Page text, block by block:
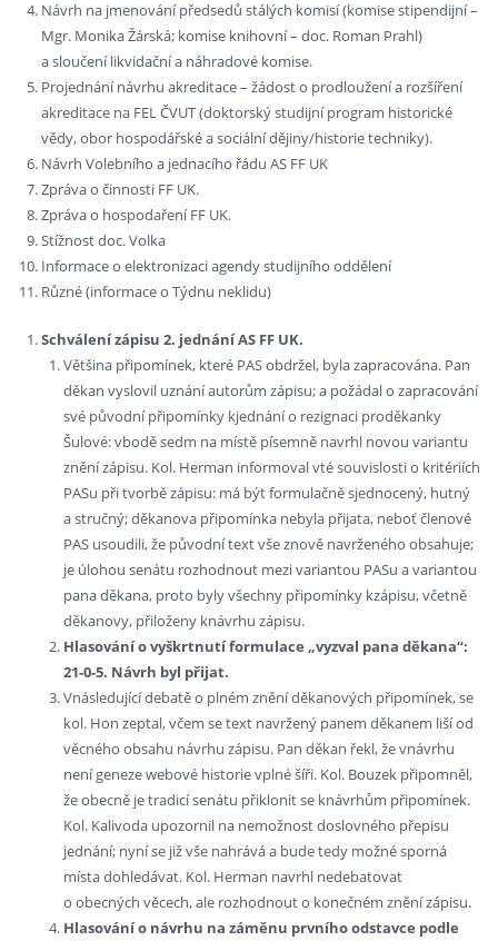
Návrh na jmenování předsedů stálých komisí (komise stipendijní –
Mgr. Monika Žárská; komise knihovní – doc. Roman Prahl)
a sloučení likvidační a náhradové komise.
Projednání návrhu akreditace – žádost o prodloužení a rozšíření
akreditace na FEL ČVUT (doktorský studijní program historické
vědy, obor hospodářské a sociální dějiny/historie techniky).
Návrh Volebního a jednacího řádu AS FF UK
Zpráva o činnosti FF UK.
Zpráva o hospodaření FF UK.
Stížnost doc. Volka
Informace o elektronizaci agendy studijního oddělení
Různé (informace o Týdnu neklidu)
Schválení zápisu 2. jednání AS FF UK.
Většina připomínek, které PAS obdržel, byla zapracována. Pan
děkan vyslovil uznání autorům zápisu; a požádal o zapracování
své původní připomínky kjednání o rezignaci proděkanky
Šulové: vbodě sedm na místě písemně navrhl novou variantu
znění zápisu. Kol. Herman informoval vté souvislosti o kritériích
PASu při tvorbě zápisu: má být formulačně sjednocený, hutný
a stručný; děkanova připomínka nebyla přijata, neboť členové
PAS usoudili, že původní text vše znově navrženého obsahuje;
je úlohou senátu rozhodnout mezi variantou PASu a variantou
pana děkana, proto byly všechny připomínky kzápisu, včetně
děkanovy, přiloženy knávrhu zápisu.
Hlasování o vyškrtnutí formulace „vyzval pana děkana“:
21-0-5. Návrh byl přijat.
Vnásledující debatě o plném znění děkanových připomínek, se
kol. Hon zeptal, včem se text navržený panem děkanem liší od
věcného obsahu návrhu zápisu. Pan děkan řekl, že vnávrhu
není geneze webové historie vplné šíři. Kol. Bouzek připomněl,
že obecně je tradicí senátu přiklonit se knávrhům připomínek.
Kol. Kalivoda upozornil na nemožnost doslovného přepisu
jednání; nyní se již vše nahrává a bude tedy možné sporná
místa dohledávat. Kol. Herman navrhl nedebatovat
o obecných věcech, ale rozhodnout o konečném znění zápisu.
Hlasování o návrhu na záměnu prvního odstavce podle